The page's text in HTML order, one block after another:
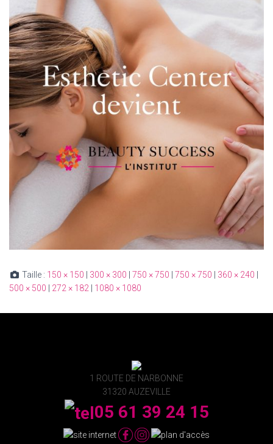
Taille : 150 × 150 300 × 300 750 × 750 750 × 750 360 × 240
500 × 500
272 × 182 1080 × 1080
1 ROUTE DE NARBONNE
31320 AUZEVILLE
05 61 39 24 15